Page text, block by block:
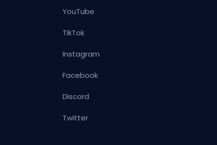
YouTube
TikTok
Instagram
Facebook
Discord
Twitter